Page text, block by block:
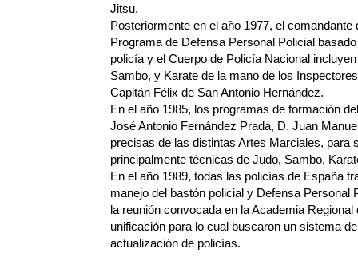
Jitsu.
Posteriormente en el año 1977, el
Programa de Defensa Personal Policial
policía y el Cuerpo de Policía Nacional
Sambo, y Karate de la mano de los
Capitán Félix de San Antonio Hernández.
En el año 1985, los programas de formación
José Antonio Fernández Prada, D. Juan
precisas de las distintas Artes Marciales, para
principalmente técnicas de Judo, Sambo,
En el año 1989, todas las policías de España
manejo del bastón policial y Defensa
la reunión convocada en la Academia
unificación para lo cual buscaron un sistema
actualización de policías.